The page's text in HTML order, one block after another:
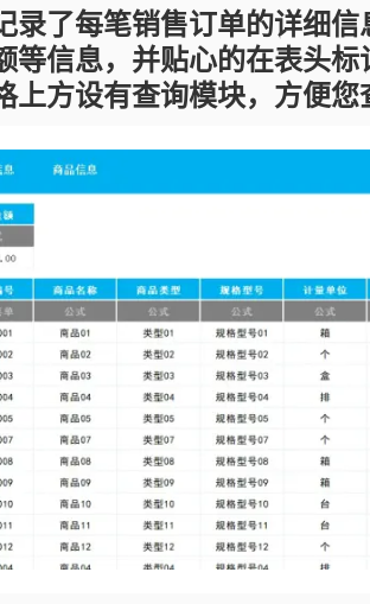
录了每笔销售订单的详细
等信息，并贴心的在表头
方设有查询模块，方便您